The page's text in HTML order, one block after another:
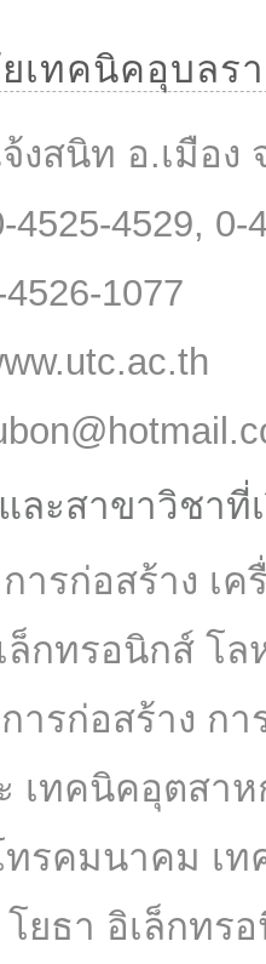
เทคนิคอุบลร
งสนิท อ.เมือง
4529, 0-
1077
ละสาขาวิชาที่
ารก่อสร้าง เ
กทรอนิกส์ โล
ารก่อสร้าง ก
เทคนิคอุตสา
ทรคมนาคม เ
ยธา อิเล็กทร